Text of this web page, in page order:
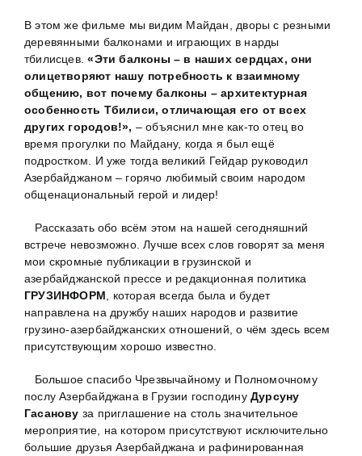
В этом же фильме мы видим Майдан, дворы с резными
деревянными балконами и играющих в нарды
тбилисцев.«Эти балконы – в наших сердцах, они
олицетворяют нашу потребность к взаимному
общению, вот почему балконы – архитектурная
особенность Тбилиси, отличающая его от всех
других городов!», – объяснил мне как-то отец во
время прогулки по Майдану, когда я был ещё
подростком. И уже тогда великий Гейдар руководил
Азербайджаном – горячо любимый своим народом
общенациональный герой и лидер!
Рассказать обо всём этом на нашей сегодняшний
встрече невозможно. Лучше всех слов говорят за меня
мои скромные публикации в грузинской и
азербайджанской прессе и редакционная политика
ГРУЗИНФОРМ , которая всегда была и будет
направлена на дружбу наших народов и развитие
грузино-азербайджанских отношений, о чём здесь всем
присутствующим хорошо известно.
Большое спасибо Чрезвычайному и Полномочному
послу Азербайджана в Грузии господину Дурсуну
Гасанову за приглашение на столь значительное
мероприятие, на котором присутствуют исключительно
большие друзья Азербайджана и рафинированная